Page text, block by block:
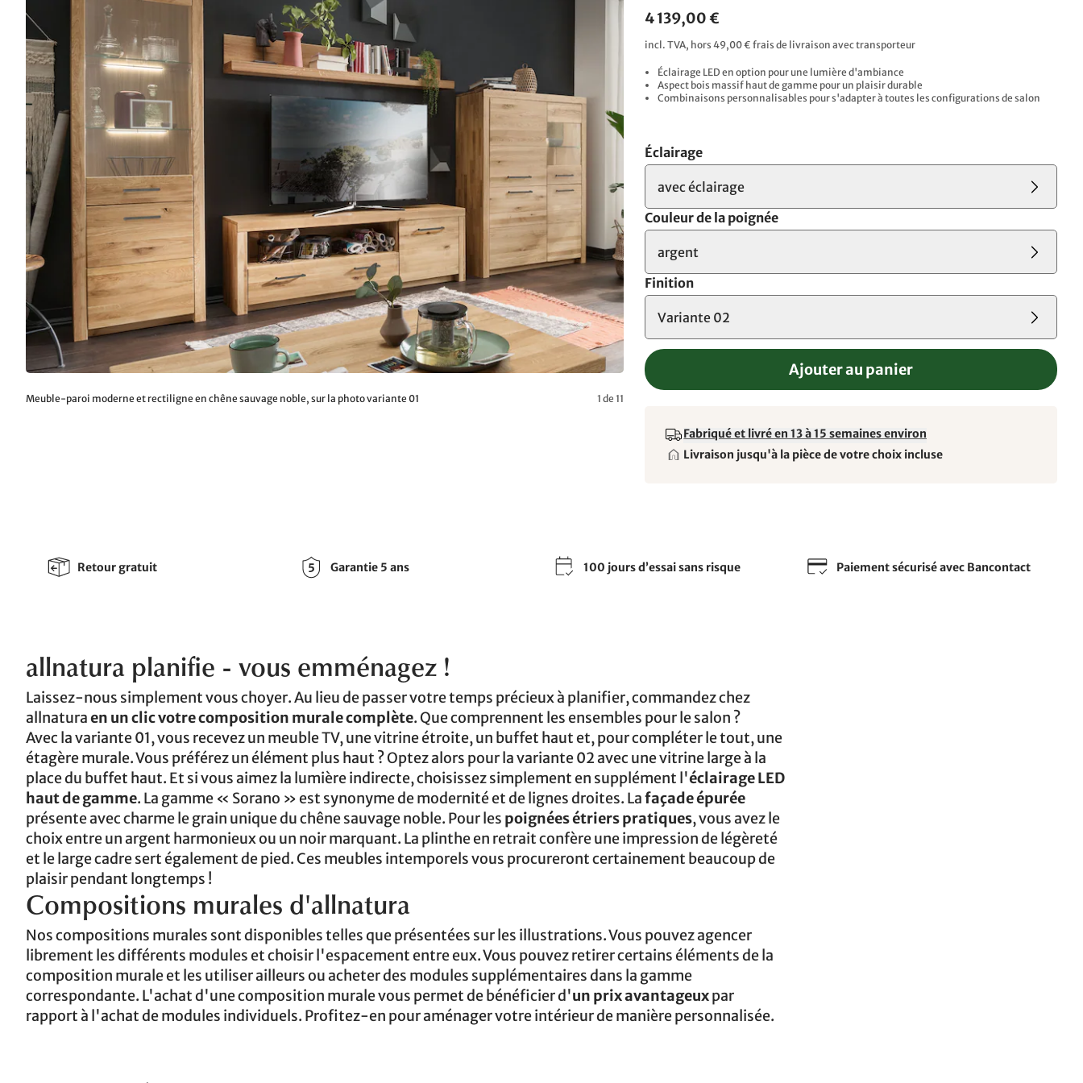
Meuble-paroi moderne et rectiligne en chêne sauvage noble, sur la photo variante 01 1 de 11
4 139,00 €
incl. TVA, hors 49,00 € frais de livraison avec transporteur
Éclairage LED en option pour une lumière d'ambiance
Aspect bois massif haut de gamme pour un plaisir durable
Combinaisons personnalisables pour s'adapter à toutes les configurations de salon
Éclairage
avec éclairage
Couleur de la poignée
argent
Finition
Variante 02
Ajouter au panier
Fabriqué et livré en 13 à 15 semaines environ
Livraison jusqu'à la pièce de votre choix incluse
Retour gratuit Garantie 5 ans 100 jours d’essai sans risque Paiement sécurisé avec Bancontact
allnatura planifie - vous emménagez !
Laissez-nous simplement vous choyer. Au lieu de passer votre temps précieux à planifier, commandez chez
allnaturaen un clic votre composition murale complète. Que comprennent les ensembles pour le salon ?
Avec la variante 01, vous recevez un meuble TV, une vitrine étroite, un buffet haut et, pour compléter le tout, une
étagère murale. Vous préférez un élément plus haut ? Optez alors pour la variante 02 avec une vitrine large à la
place du buffet haut. Et si vous aimez la lumière indirecte, choisissez simplement en supplément l'éclairage LED
haut de gamme. La gamme « Sorano » est synonyme de modernité et de lignes droites. Lafaçade épurée
présente avec charme le grain unique du chêne sauvage noble. Pour les poignées étriers pratiques, vous avez le
choix entre un argent harmonieux ou un noir marquant. La plinthe en retrait confère une impression de légèreté
et le large cadre sert également de pied. Ces meubles intemporels vous procureront certainement beaucoup de
plaisir pendant longtemps !
Compositions murales d'allnatura
Nos compositions murales sont disponibles telles que présentées sur les illustrations. Vous pouvez agencer
librement les différents modules et choisir l'espacement entre eux. Vous pouvez retirer certains éléments de la
composition murale et les utiliser ailleurs ou acheter des modules supplémentaires dans la gamme
correspondante. L'achat d'une composition murale vous permet de bénéficier d'un prix avantageuxpar
rapport à l'achat de modules individuels. Profitez-en pour aménager votre intérieur de manière personnalisée.